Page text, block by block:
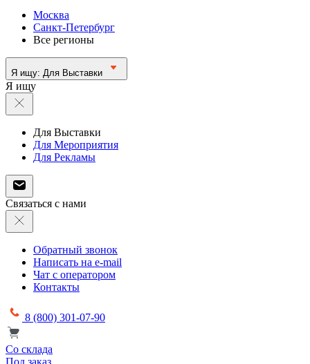
Москва
Санкт-Петербург
Все регионы
Я ищу: Для Выставки
Я ищу
Для Выставки
Для Мероприятия
Для Рекламы
Связаться с нами
Обратный звонок
Написать на e-mail
Чат с оператором
Контакты
8 (800) 301-07-90
Со склада
Под заказ